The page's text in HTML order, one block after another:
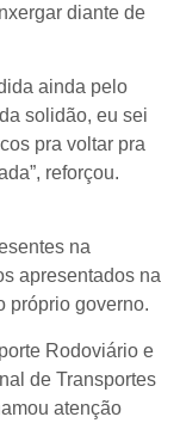
diante de
ainda pelo
solidão, eu sei
pra voltar pra
reforçou.
na
apresentados na
próprio governo.
Rodoviário e
de Transportes
atenção